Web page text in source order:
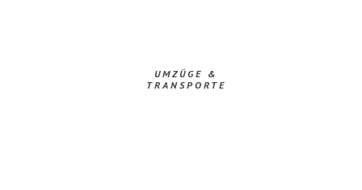
UMZÜGE &
TRANSPORTE